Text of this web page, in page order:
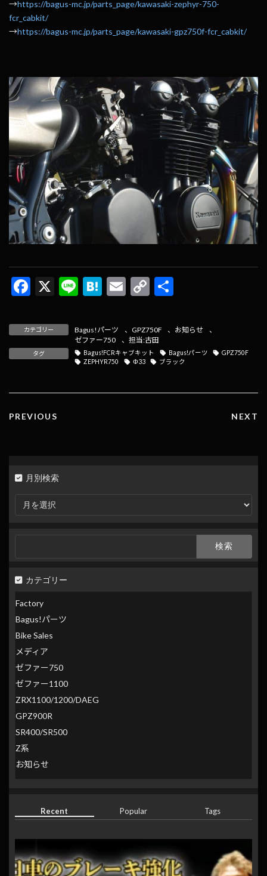
→https://bagus-mc.jp/parts_page/kawasaki-zephyr-750-
fcr_cabkit/
→https://bagus-mc.jp/parts_page/kawasaki-gpz750f-fcr_cabkit/
F
e
b
o
k
X
Li
e
H
e
n
a
E
ai
l
C
p
y
Li
k
カテゴリー Bagus!パーツ 、 GPZ750F 、 お知らせ
、
ゼファー750
、 担当:古田
タグ Bagus!FCRキャブキット Bagus!パーツ
GPZ750F
ZEPHYR750
Φ33 ブラック
PREVIOUS NEXT
月別検索
月
検
カテゴリー
Factory
Bagus!パーツ
Bike Sales
メディア
ゼファー750
ゼファー1100
ZRX1100/1200/DAEG
GPZ900R
SR400/SR500
Z系
お知らせ
Recent Popular Tags